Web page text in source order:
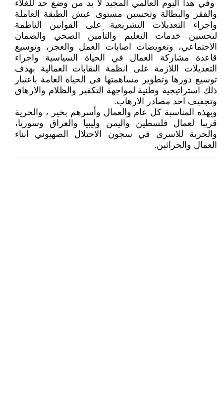
وفي هذا اليوم العالمي المجيد لا بد من وضع حد للغلاء
والفقر والبطالة وتحسين مستوى عيش الطبقة العاملة
واجراء التعديلات التشريعية على القوانين الناظمة
لتحسين خدمات التعليم والتأمين الصحي والضمان
الاجتماعي، وتعويضات اصابات العمل والعجز، وتوسيع
قاعدة مشاركة العمال في الحياة السياسية واجراء
التعديلات اللازمة على انظمة النقابات العمالية بهدف
توسيع دورها وتطوير مساهمتها في الحياة العامة باعتبار
ذلك استراتيجية وطنية لمواجهة التكفير والظلام والارهاق
وتجفيف احد مصادر الارهاب.
وبهذه المناسبة كل عام والعمال وأسرهم بخير ، والحرية
قريبا لعمال فلسطين واليمن وليبيا والعراق وسوريا،
والحرية للاسرى في سجون الاحتلال الصهيوني ابناء
العمال والحراثين.